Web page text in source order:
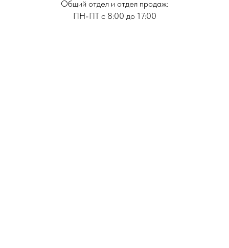
Общий отдел и отдел продаж:
ПН-ПТ с 8:00 до 17:00